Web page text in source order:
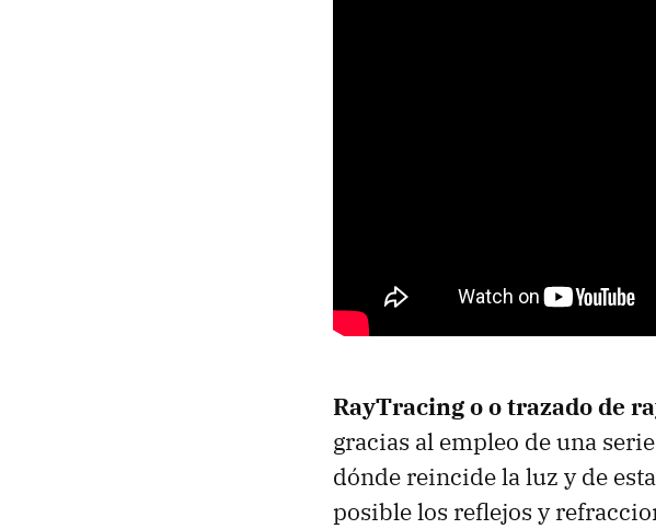
RayTracing o o trazado de
gracias al empleo de una
dónde reincide la luz y de
posible los reflejos y